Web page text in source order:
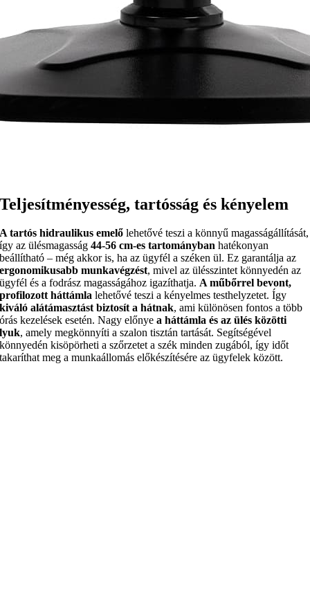
Teljesítményesség, tartósság és kényelem
A tartós hidraulikus emelő lehetővé teszi a könnyű magasságállítását,
így az ülésmagasság44-56 cm-es tartományban hatékonyan
beállítható – még akkor is, ha az ügyfél a széken ül. Ez garantálja az
ergonomikusabb munkavégzést, mivel az ülésszintet könnyedén az
ügyfél és a fodrász magasságához igazíthatja.A műbőrrel bevont,
profilozott háttámla lehetővé teszi a kényelmes testhelyzetet. Így
kiváló alátámasztást biztosít a hátnak, ami különösen fontos a több
órás kezelések esetén. Nagy előnyea háttámla és az ülés közötti
lyuk, amely megkönnyíti a szalon tisztán tartását. Segítségével
könnyedén kisöpörheti a szőrzetet a szék minden zugából, így időt
takaríthat meg a munkaállomás előkészítésére az ügyfelek között.